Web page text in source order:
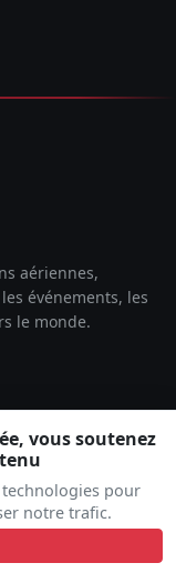
vous soutenez
pour
notre trafic.
aériennes,
événements, les
le monde.